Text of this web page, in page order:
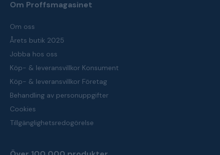
Om Proffsmagasinet
Om oss
Årets butik 2025
Jobba hos oss
Köp- & leveransvillkor Konsument
Köp- & leveransvillkor Företag
Behandling av personuppgifter
Cookies
Tillgänglighetsredogörelse